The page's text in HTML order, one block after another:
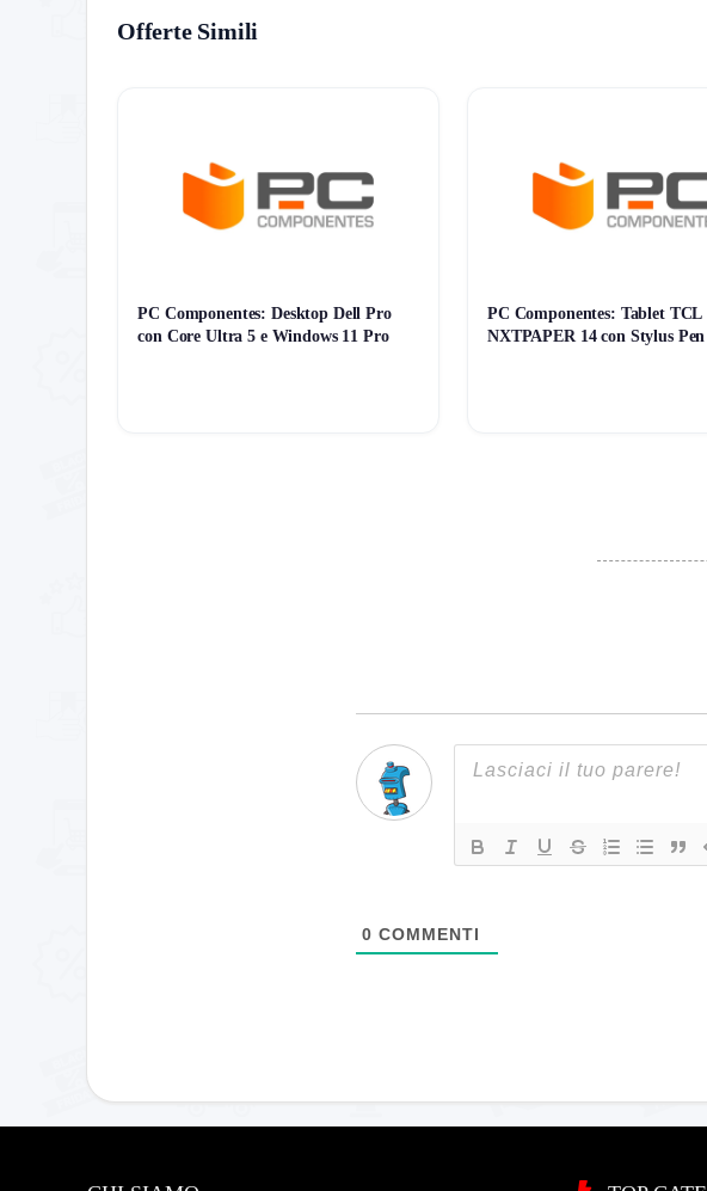
Offerte Simili
PC Componentes: Desktop Dell Pro
con Core Ultra 5 e Windows 11 Pro
PC Componentes: Tablet TCL
NXTPAPER 14 con Stylus Pen
0 COMMENTI